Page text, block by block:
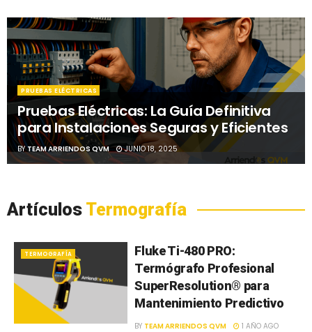
PRUEBAS ELÉCTRICAS
Pruebas Eléctricas: La Guía Definitiva
para Instalaciones Seguras y Eficientes
BY TEAM ARRIENDOS QVM JUNIO 18, 2025
Artículos Termografía
TERMOGRAFÍA
Fluke Ti-480 PRO:
Termógrafo Profesional
SuperResolution® para
Mantenimiento Predictivo
BY TEAM ARRIENDOS QVM 1 AÑO AGO